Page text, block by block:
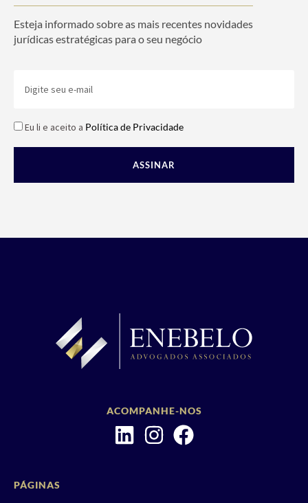
Esteja informado sobre as mais recentes novidades
jurídicas estratégicas para o seu negócio
Eu li e aceito a Política de Privacidade
ASSINAR
ACOMPANHE-NOS
PÁGINAS